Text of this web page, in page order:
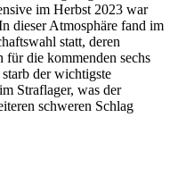
im Herbst 2023 war
dieser Atmosphäre fand im
statt, deren
die kommenden sechs
der wichtigste
Straflager, was der
schweren Schlag